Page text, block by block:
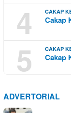
4 CAKAP
Cakap
5 CAKAP
Cakap
ADVERTORIAL